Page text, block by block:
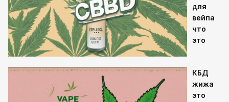
для
вейпа
что
это
КБД
жижа
это